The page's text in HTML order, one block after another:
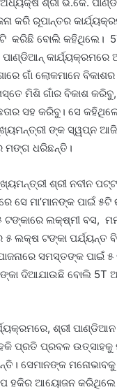
ଅଧ୍ୟକ୍ଷ ଶ୍ରୀ ଭି.କେ.
କରି ରୂପାନ୍ତର
କରିଛି ବୋଲି କହିଥିଲେ। 5T
କାର୍ଯ୍ୟକ୍ରମରେ
ଗାଁ ଲୋକମାନେ
ମିଶି ଗାଁର ବିକାଶ
ସହ କରିବୁ। ସେ
ଙ୍କ ସ୍ୱପ୍ନ ଆଜି
ମଙ୍ଗ ଧରିଛନ୍ତି।
ଶ୍ରୀ ନବୀନ
ସେ ମା’ମାନଙ୍କ ପାଇଁ
ଲକ୍ଷ୍ମୀ ବସ,
ଲକ୍ଷ ଟଙ୍କା ପର୍ଯ୍ୟନ୍ତ
ସମସ୍ତଙ୍କ ପାଇଁ ୫
ଦିଆଯାଉଛି ବୋଲି 5T
ଶ୍ରୀ
ପ୍ରତି ପ୍ରବଳ ଉତ୍ସାହକୁ
ସେମାନଙ୍କ ମନୋଭାବକୁ
ହକିର ଆୟୋଜନ କରିଥିଲେ